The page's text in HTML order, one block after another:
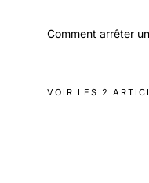
Comment arrêter
VOIR LES 2